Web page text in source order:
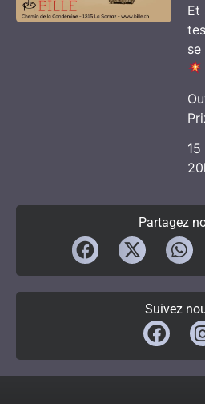
Et
Partagez
Suivez